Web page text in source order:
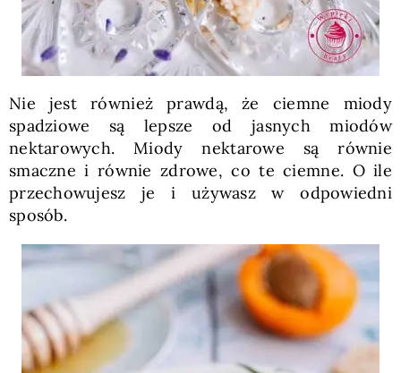
Nie jest również prawdą, że ciemne miody
spadziowe są lepsze od jasnych miodów
nektarowych. Miody nektarowe są równie
smaczne i równie zdrowe, co te ciemne. O ile
przechowujesz je i używasz w odpowiedni
sposób.